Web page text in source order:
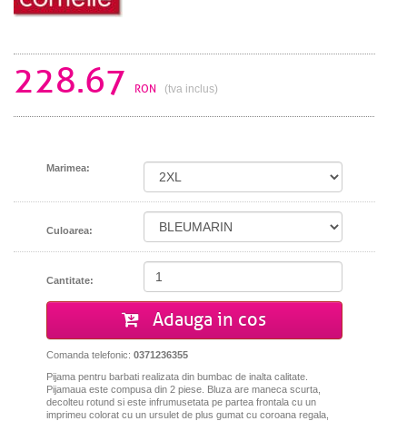
228.67 RON (tva inclus)
Marimea:
Culoarea:
Cantitate:
Adauga in cos
Comanda telefonic: 0371236355
Pijama pentru barbati realizata din bumbac de inalta calitate.
Pijamaua este compusa din 2 piese. Bluza are maneca scurta,
decolteu rotund si este infrumusetata pe partea frontala cu un
imprimeu colorat cu un ursulet de plus gumat cu coroana regala,